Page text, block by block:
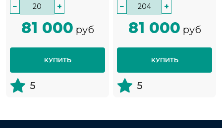
− +
81 000 руб
КУПИТЬ
5
− +
81 000 руб
КУПИТЬ
5